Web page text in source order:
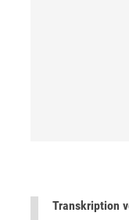
Transkription